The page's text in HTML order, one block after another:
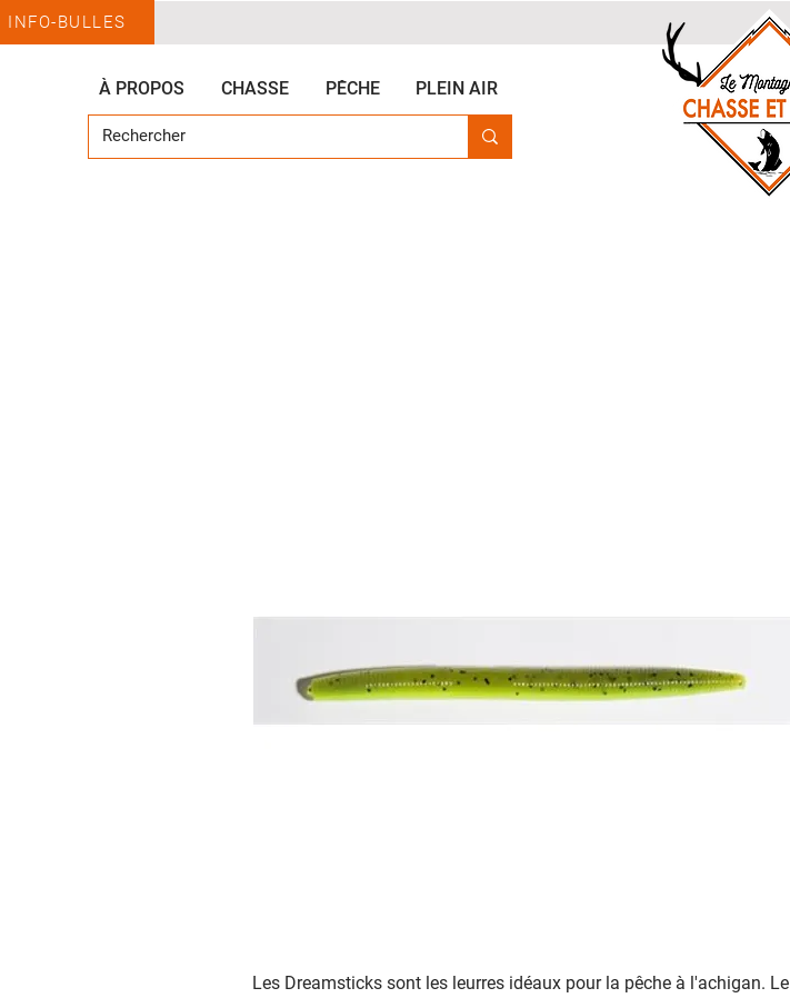
INFO-BULLES
À PROPOS CHASSE PÊCHE PLEIN AIR
Les Dreamsticks sont les leurres idéaux pour la pêche à l'achigan. Le